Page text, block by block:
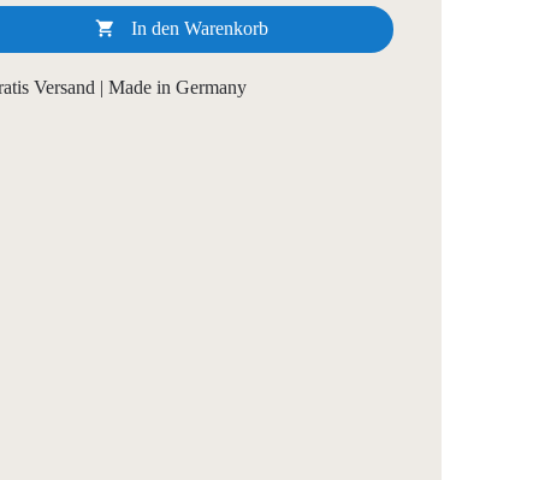
 In den Warenkorb
Versand | Made in Germany